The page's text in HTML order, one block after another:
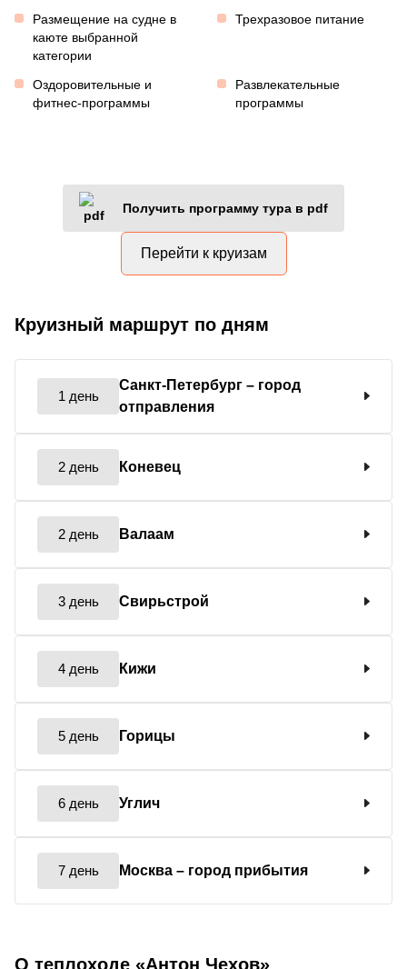
Размещение на судне в
каюте выбранной
категории
Трехразовое питание
Оздоровительные и
фитнес-программы
Развлекательные
программы
Получить программу тура в pdf
Перейти к круизам
Круизный маршрут по дням
1 день
Санкт-Петербург – город
отправления
2 день Коневец
2 день Валаам
3 день Свирьстрой
4 день Кижи
5 день Горицы
6 день Углич
7 день Москва – город прибытия
О теплоходе «Антон Чехов»